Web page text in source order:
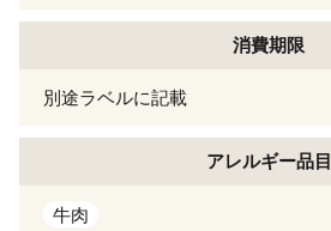
消費期限
別途ラベルに記載
アレルギー品目
牛肉